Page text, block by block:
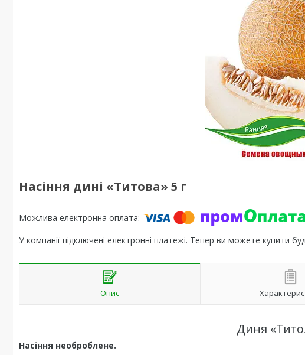
Насіння дині «Титова» 5 г
У компанії підключені електронні платежі. Тепер ви можете купити
Опис
Диня
Насіння необроблене.